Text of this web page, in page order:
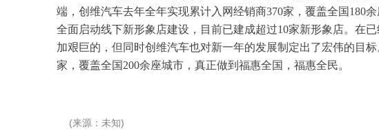
端，创维汽车去年全年实现累计入网经销商370家，覆盖全国180
全面启动线下新形象店建设，目前已建成超过10家新形象店。在
加艰巨的，但同时创维汽车也对新一年的发展制定出了宏伟的目
家，覆盖全国200余座城市，真正做到福惠全国，福惠全民。
(来源：未知)